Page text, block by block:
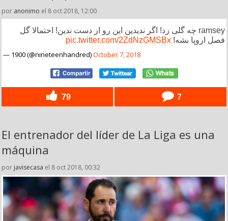
por anonimo el 8 oct 2018, 12:00
ramsey چه گلی زد! اگر ندیدین این رو از دست ندین! احتمالا گل
فصل اروپا بشه! pic.twitter.com/2ZdNzGMSBx
— 1900 (@nineteenhandred)October 7, 2018
79 7
El entrenador del líder de La Liga es una
máquina
por javisecasa el 8 oct 2018, 00:32